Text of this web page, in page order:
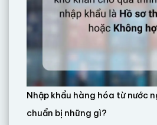
Nhập khẩu hàng hóa từ nước
chuẩn bị những gì?